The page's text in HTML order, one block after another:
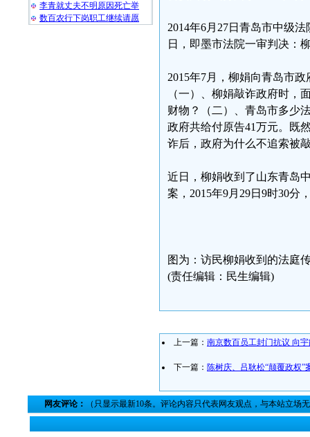
李青就丈夫不明原因死亡举
数百农行下岗职工继续请愿
2014年6月27日青岛市中级
日，即墨市法院一审判决：
2015年7月，柳娟向青岛市
（一）、柳娟敲诈政府时，
财物？（二）、青岛市多少
政府共给付原告41万元。既
诈后，政府为什么不追索被
近日，柳娟收到了山东青岛
案，2015年9月29日9时30分
图为：访民柳娟收到的法庭
(责任编辑：民生编辑)
上一篇： 南京数百员工封门抗议 向
下一篇： 陈树庆、吕耿松“颠覆政权
网友评论： （只显示最新10条。评论内容只代表网友观点，与本站立场